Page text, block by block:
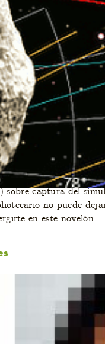
sobre captura del
no puede
en este novelón.